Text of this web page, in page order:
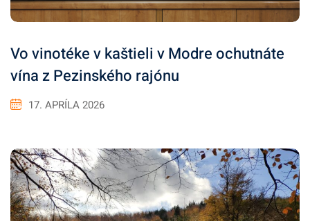
Vo vinotéke v kaštieli v Modre ochutnáte
vína z Pezinského rajónu
17. APRÍLA 2026